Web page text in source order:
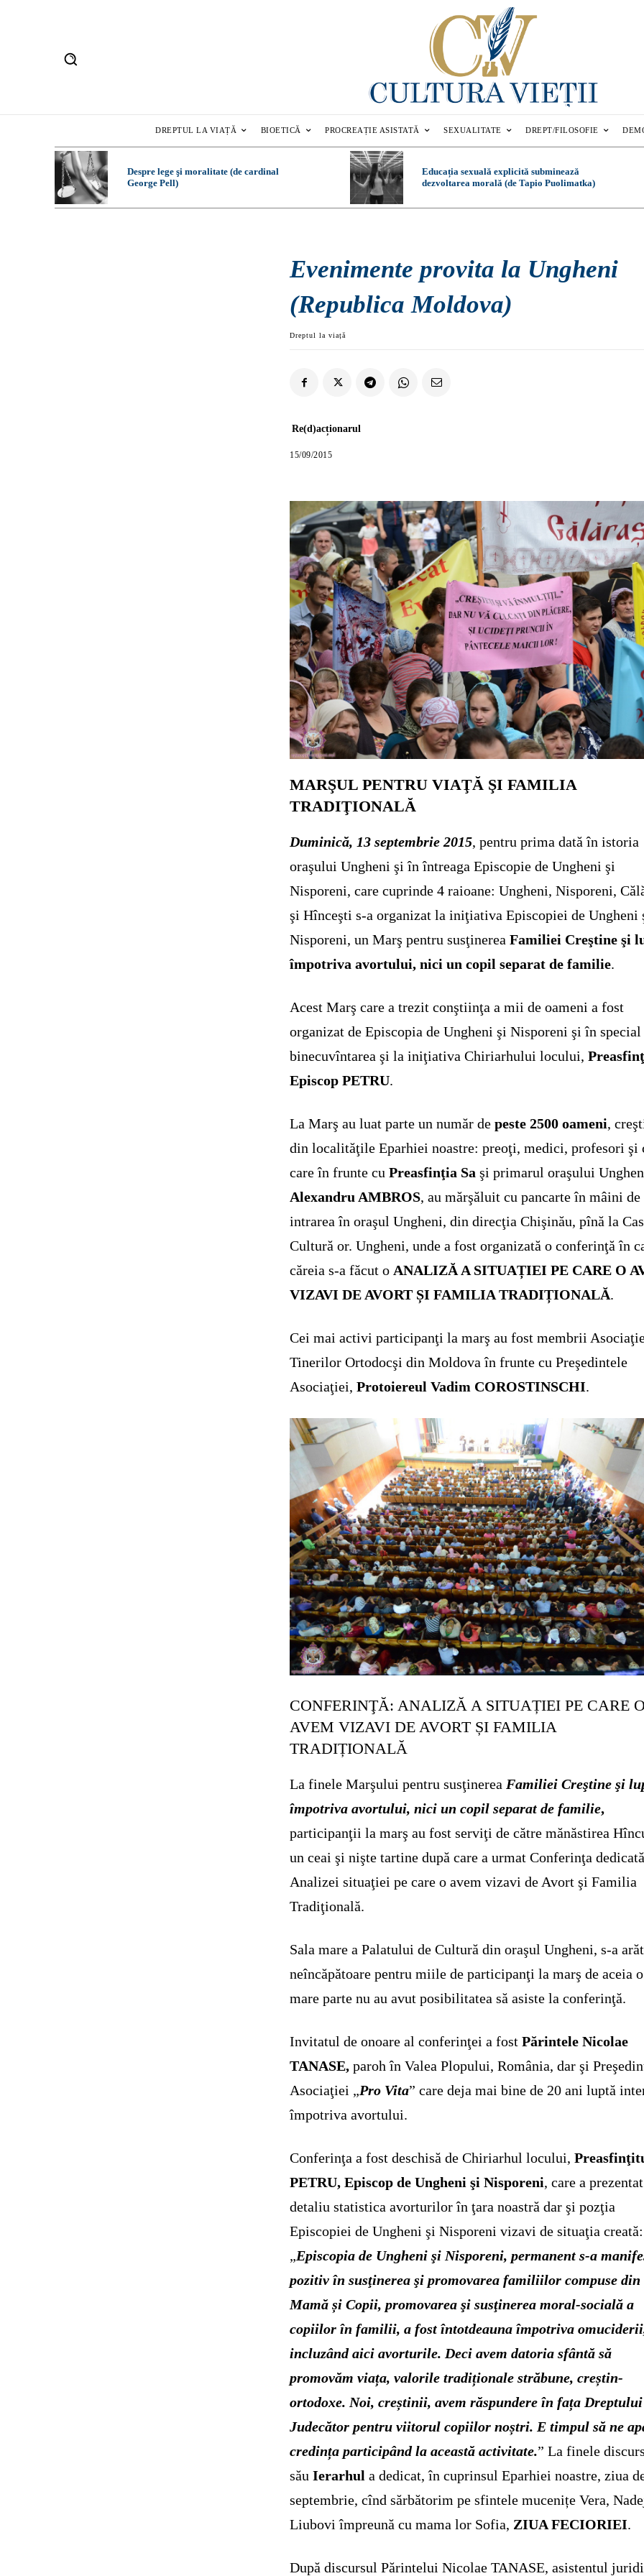
DREPTUL LA VIAȚĂ BIOETICĂ PROCREAȚIE ASISTATĂ SEXUALITATE DREPT/FILOSOFIE
Despre lege şi moralitate (de cardinal
George Pell)
Educația sexuală explicită subminează
dezvoltarea morală (de Tapio Puolimatka)
Evenimente provita la Ungheni
(Republica Moldova)
Dreptul la viață
Re(d)acționarul
15/09/2015
MARŞUL PENTRU VIAŢĂ ŞI FAMILIA
TRADIŢIONALĂ
Duminică, 13 septembrie 2015, pentru prima dată în istoria
oraşului Ungheni şi în întreaga Episcopie de Ungheni şi
Nisporeni, care cuprinde 4 raioane: Ungheni, Nisporeni,
şi Hînceşti s-a organizat la iniţiativa Episcopiei de Ungheni
Nisporeni, un Marş pentru susţinereaFamiliei Creştine şi
împotriva avortului, nici un copil separat de familie.
Acest Marş care a trezit conştiinţa a mii de oameni a fost
organizat de Episcopia de Ungheni şi Nisporeni şi în special
binecuvîntarea şi la iniţiativa Chiriarhului locului,
Episcop PETRU.
La Marş au luat parte un număr depeste 2500 oameni,
din localităţile Eparhiei noastre: preoţi, medici, profesori şi
care în frunte cuPreasfinţia Sa şi primarul oraşului
Alexandru AMBROS, au mărşăluit cu pancarte în mâini de
intrarea în oraşul Ungheni, din direcţia Chişinău, pînă la
Cultură or. Ungheni, unde a fost organizată o conferinţă în
căreia s-a făcut o ANALIZĂ A SITUAȚIEI PE CARE O
VIZAVI DE AVORT ȘI FAMILIA TRADIȚIONALĂ.
Cei mai activi participanţi la marş au fost membrii
Tinerilor Ortodocşi din Moldova în frunte cu Preşedintele
Asociaţiei,Protoiereul Vadim COROSTINSCHI.
CONFERINŢĂ: ANALIZĂ A SITUAȚIEI PE CARE
AVEM VIZAVI DE AVORT ȘI FAMILIA
TRADIȚIONALĂ
La finele Marşului pentru susţinerea Familiei Creştine şi
împotriva avortului, nici un copil separat de familie,
participanţii la marş au fost serviţi de către mănăstirea
un ceai şi nişte tartine după care a urmat Conferinţa
Analizei situaţiei pe care o avem vizavi de Avort şi Familia
Tradiţională.
Sala mare a Palatului de Cultură din oraşul Ungheni, s-a
neîncăpătoare pentru miile de participanţi la marş de aceia o
mare parte nu au avut posibilitatea să asiste la conferinţă.
Invitatul de onoare al conferinţei a fostPărintele Nicolae
TANASE,paroh în Valea Plopului, România, dar şi
Asociaţiei „Pro Vita” care deja mai bine de 20 ani luptă
împotriva avortului.
Conferinţa a fost deschisă de Chiriarhul locului,
PETRU, Episcop de Ungheni şi Nisporeni, care a
detaliu statistica avorturilor în ţara noastră dar şi pozţia
Episcopiei de Ungheni şi Nisporeni vizavi de situaţia creată:
„Episcopia de Ungheni şi Nisporeni, permanent s-a
pozitiv în susţinerea şi promovarea familiilor compuse din
Mamăși Copii, promovarea şi susţinerea moral-socială a
copiilor în familii, a fost întotdeauna împotriva
incluzând aici avorturile. Deci avem datoria sfântă să
promovăm viața, valorile tradiționale străbune, creștin-
ortodoxe. Noi, creștinii, avem răspundere în fața Dreptului
Judecător pentru viitorul copiilor noștri. E timpul să ne
credința participând la această activitate.” La finele
săuIerarhul a dedicat, în cuprinsul Eparhiei noastre, ziua
septembrie, cînd sărbătorim pe sfintele mucenițe Vera,
Liubovi împreună cu mama lor Sofia, ZIUA FECIORIEI.
După discursul Părintelui Nicolae TANASE, asistentul